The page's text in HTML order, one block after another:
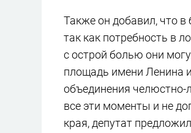
Также он добавил, что
так как потребность в
с острой болью они
площадь имени Ленина
объединения челюстно-
все эти моменты и не
края, депутат